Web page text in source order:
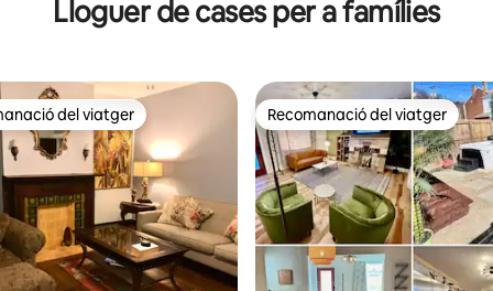
Lloguer de cases per a famílies
recomanacions dels viatgers
del viatger Recomanació del viatger
Recomanació del viatger